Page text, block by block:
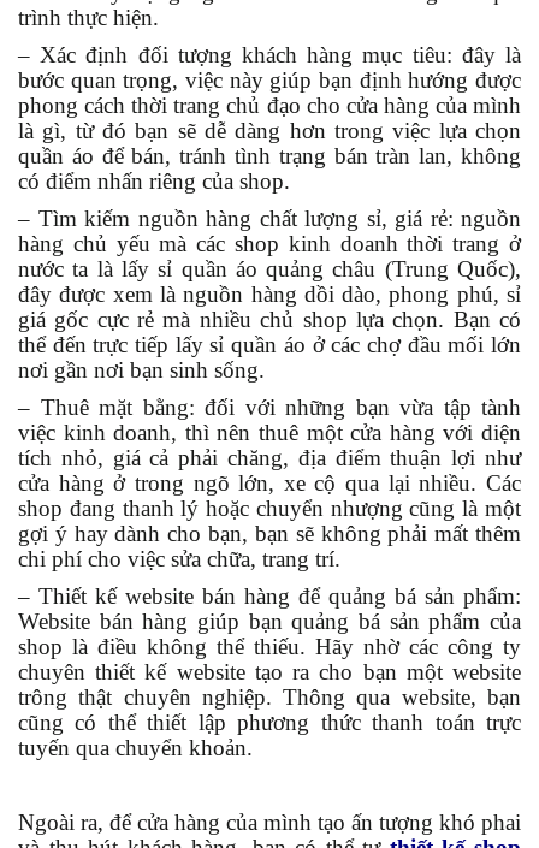
trình thực hiện.
– Xác định đối tượng khách hàng mục tiêu: đây là
bước quan trọng, việc này giúp bạn định hướng được
phong cách thời trang chủ đạo cho cửa hàng của mình
là gì, từ đó bạn sẽ dễ dàng hơn trong việc lựa chọn
quần áo để bán, tránh tình trạng bán tràn lan, không
có điểm nhấn riêng của shop.
– Tìm kiếm nguồn hàng chất lượng sỉ, giá rẻ: nguồn
hàng chủ yếu mà các shop kinh doanh thời trang ở
nước ta là lấy sỉ quần áo quảng châu (Trung Quốc),
đây được xem là nguồn hàng dồi dào, phong phú, sỉ
giá gốc cực rẻ mà nhiều chủ shop lựa chọn. Bạn có
thể đến trực tiếp lấy sỉ quần áo ở các chợ đầu mối lớn
nơi gần nơi bạn sinh sống.
– Thuê mặt bằng: đối với những bạn vừa tập tành
việc kinh doanh, thì nên thuê một cửa hàng với diện
tích nhỏ, giá cả phải chăng, địa điểm thuận lợi như
cửa hàng ở trong ngõ lớn, xe cộ qua lại nhiều. Các
shop đang thanh lý hoặc chuyển nhượng cũng là một
gợi ý hay dành cho bạn, bạn sẽ không phải mất thêm
chi phí cho việc sửa chữa, trang trí.
– Thiết kế website bán hàng để quảng bá sản phẩm:
Website bán hàng giúp bạn quảng bá sản phẩm của
shop là điều không thể thiếu. Hãy nhờ các công ty
chuyên thiết kế website tạo ra cho bạn một website
trông thật chuyên nghiệp. Thông qua website, bạn
cũng có thể thiết lập phương thức thanh toán trực
tuyến qua chuyển khoản.
Ngoài ra, để cửa hàng của mình tạo ấn tượng khó phai